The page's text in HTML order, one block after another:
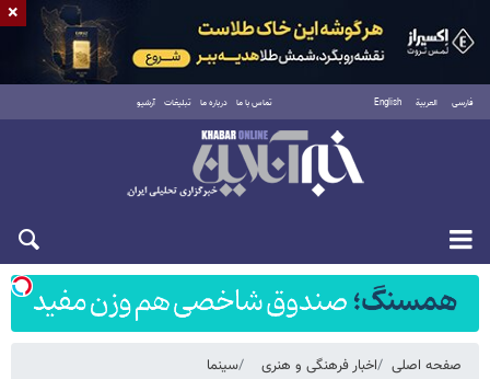
فارسی العربية English تماس با ما درباره ما تبلیغات آرشیو
شنبه ۱۷ مرداد ۱۴۰۵
صفحه اصلی اخبار فرهنگی و هنری سینما
×